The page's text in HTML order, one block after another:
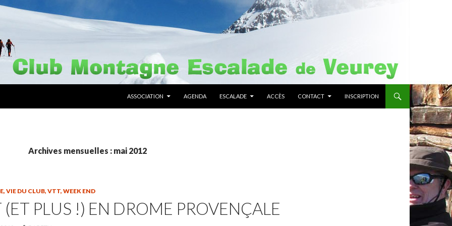
ASSOCIATION
AGENDA ESCALADE ACCÈS CONTACT INSCRIPTION
Archives mensuelles : mai 2012
, VIE DU CLUB, VTT, WEEK END
PLUS !) EN DROME PROVENÇALE